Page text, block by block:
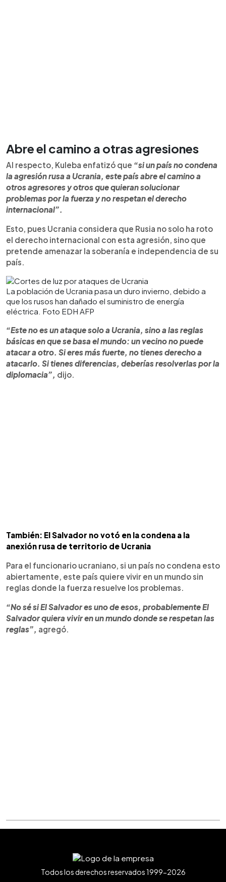
Abre el camino a otras agresiones
Al respecto, Kuleba enfatizó que “si un país no condena
la agresión rusa a Ucrania, este país abre el camino a
otros agresores y otros que quieran solucionar
problemas por la fuerza y no respetan el derecho
internacional”.
Esto, pues Ucrania considera que Rusia no solo ha roto
el derecho internacional con esta agresión, sino que
pretende amenazar la soberanía e independencia de su
país.
La población de Ucrania pasa un duro invierno, debido a
que los rusos han dañado el suministro de energía
eléctrica. Foto EDH AFP
“Este no es un ataque solo a Ucrania, sino a las reglas
básicas en que se basa el mundo: un vecino no puede
atacar a otro. Si eres más fuerte, no tienes derecho a
atacarlo. Si tienes diferencias, deberías resolverlas por la
diplomacia”, dijo.
También: El Salvador no votó en la condena a la
anexión rusa de territorio de Ucrania
Para el funcionario ucraniano, si un país no condena esto
abiertamente, este país quiere vivir en un mundo sin
reglas donde la fuerza resuelve los problemas.
“No sé si El Salvador es uno de esos, probablemente El
Salvador quiera vivir en un mundo donde se respetan las
reglas”, agregó.
Todos los derechos reservados 1999-2026